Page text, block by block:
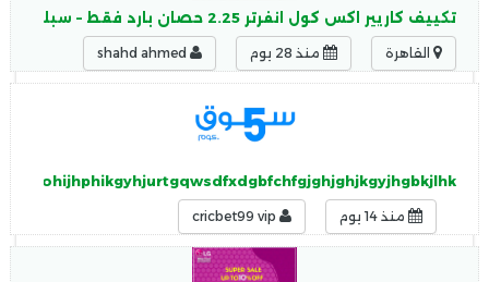
تكييف كاريير اكس كول انفرتر 2.25 حصان بارد فقط – سبليت 2026
القاهرة منذ 28 يوم
منذ 14 يوم